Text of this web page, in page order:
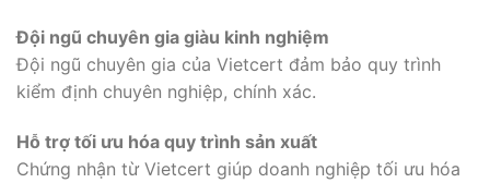
Đội ngũ chuyên gia giàu kinh nghiệm
Đội ngũ chuyên gia của Vietcert đảm bảo quy trình
kiểm định chuyên nghiệp, chính xác.
Hỗ trợ tối ưu hóa quy trình sản xuất
Chứng nhận từ Vietcert giúp doanh nghiệp tối ưu hóa